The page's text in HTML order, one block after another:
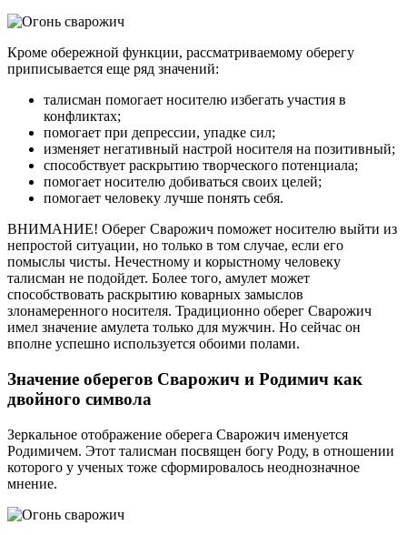
Кроме обережной функции, рассматриваемому оберегу
приписывается еще ряд значений:
талисман помогает носителю избегать участия в
конфликтах;
помогает при депрессии, упадке сил;
изменяет негативный настрой носителя на позитивный;
способствует раскрытию творческого потенциала;
помогает носителю добиваться своих целей;
помогает человеку лучше понять себя.
ВНИМАНИЕ! Оберег Сварожич поможет носителю выйти из
непростой ситуации, но только в том случае, если его
помыслы чисты. Нечестному и корыстному человеку
талисман не подойдет. Более того, амулет может
способствовать раскрытию коварных замыслов
злонамеренного носителя. Традиционно оберег Сварожич
имел значение амулета только для мужчин. Но сейчас он
вполне успешно используется обоими полами.
Значение оберегов Сварожич и Родимич как
двойного символа
Зеркальное отображение оберега Сварожич именуется
Родимичем. Этот талисман посвящен богу Роду, в отношении
которого у ученых тоже сформировалось неоднозначное
мнение.